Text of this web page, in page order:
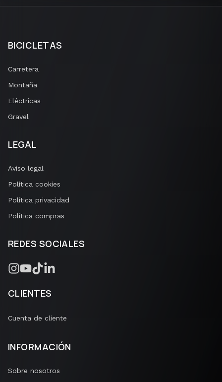
BICICLETAS
Carretera
Montaña
Eléctricas
Gravel
LEGAL
Aviso legal
Política cookies
Política privacidad
Política compras
REDES SOCIALES
CLIENTES
Cuenta de cliente
INFORMACIÓN
Sobre nosotros